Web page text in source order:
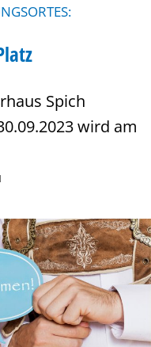
Spich
wird am